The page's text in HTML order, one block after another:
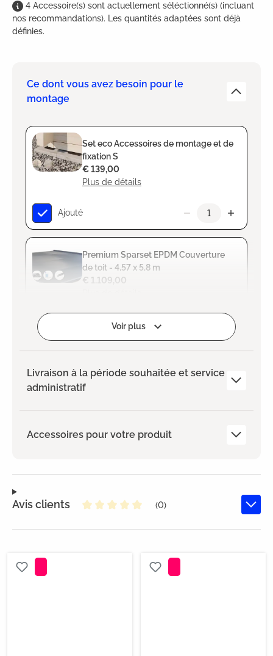
4 Accessoire(s) sont actuellement séléctionné(s) (incluant
nos recommandations). Les quantités adaptées sont déjà
définies.
Ce dont vous avez besoin pour le
montage
Set eco Accessoires de montage et de
fixation S
Plus de détails
€ 139,00
Ajouté
Premium Sparset EPDM Couverture
de toit - 4,57 x 5,8 m
€ 1.109,00
Voir plus
Livraison à la période souhaitée et service
administratif
Accessoires pour votre produit
Avis clients
(0)